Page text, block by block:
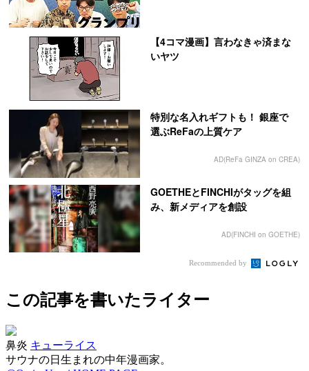
【4コマ漫画】言わなきゃ済まな
いヤツ
特別な名入れギフトも！ 銀座で
選ぶReFaの上質ケア
AD(ReFa GINZA on CREA)
GOETHEとFINCHIがタッグを組
み、新メディアを創設
AD(FINCHI on GOETHE)
Recommended by
この記事を書いたライター
鼻炎 キューライス
サウナの日生まれの中年漫画家。